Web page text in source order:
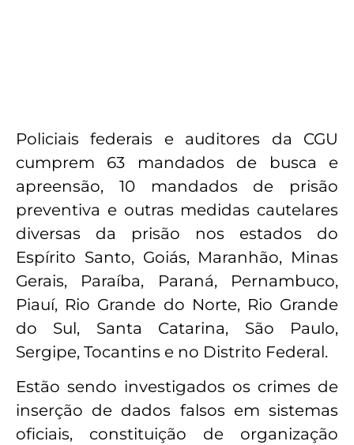
Policiais federais e auditores da CGU
cumprem 63 mandados de busca e
apreensão, 10 mandados de prisão
preventiva e outras medidas cautelares
diversas da prisão nos estados do
Espírito Santo, Goiás, Maranhão, Minas
Gerais, Paraíba, Paraná, Pernambuco,
Piauí, Rio Grande do Norte, Rio Grande
do Sul, Santa Catarina, São Paulo,
Sergipe, Tocantins e no Distrito Federal.
Estão sendo investigados os crimes de
inserção de dados falsos em sistemas
oficiais, constituição de organização